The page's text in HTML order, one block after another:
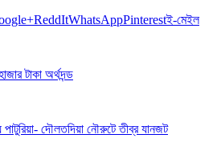
ReddItWhatsAppPinterestই-মেইল
টাকা অর্থদন্ড
পাটুরিয়া- দৌলতদিয়া নৌরুটে তীব্র যানজট